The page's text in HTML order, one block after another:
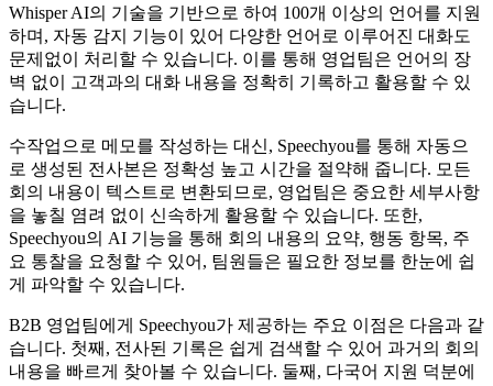
Whisper AI의 기술을 기반으로 하여 100개 이상의 언어를 지원
하며, 자동 감지 기능이 있어 다양한 언어로 이루어진 대화도
문제없이 처리할 수 있습니다. 이를 통해 영업팀은 언어의 장
벽 없이 고객과의 대화 내용을 정확히 기록하고 활용할 수 있
습니다.
수작업으로 메모를 작성하는 대신, Speechyou를 통해 자동으
로 생성된 전사본은 정확성 높고 시간을 절약해 줍니다. 모든
회의 내용이 텍스트로 변환되므로, 영업팀은 중요한 세부사항
을 놓칠 염려 없이 신속하게 활용할 수 있습니다. 또한,
Speechyou의 AI 기능을 통해 회의 내용의 요약, 행동 항목, 주
요 통찰을 요청할 수 있어, 팀원들은 필요한 정보를 한눈에 쉽
게 파악할 수 있습니다.
B2B 영업팀에게 Speechyou가 제공하는 주요 이점은 다음과 같
습니다. 첫째, 전사된 기록은 쉽게 검색할 수 있어 과거의 회의
내용을 빠르게 찾아볼 수 있습니다. 둘째, 다국어 지원 덕분에